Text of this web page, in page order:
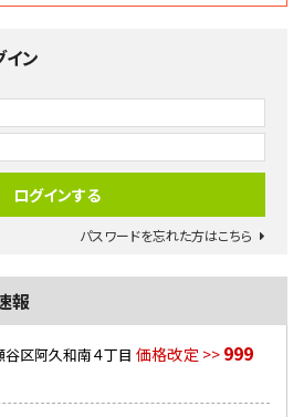
ン
パスワードを忘れた方はこちら
報
区阿久和南４丁目 価格改定 >> 999